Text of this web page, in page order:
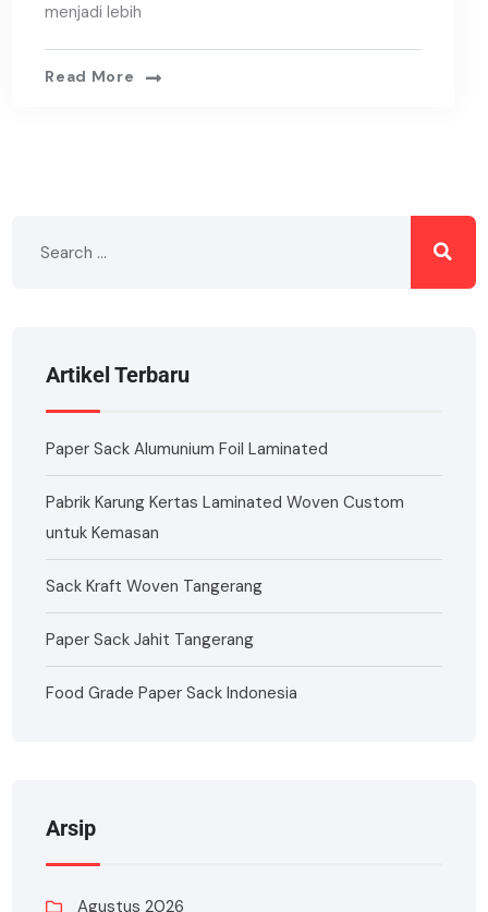
menjadi lebih
Read More
Artikel Terbaru
Paper Sack Alumunium Foil Laminated
Pabrik Karung Kertas Laminated Woven Custom
untuk Kemasan
Sack Kraft Woven Tangerang
Paper Sack Jahit Tangerang
Food Grade Paper Sack Indonesia
Arsip
Agustus 2026